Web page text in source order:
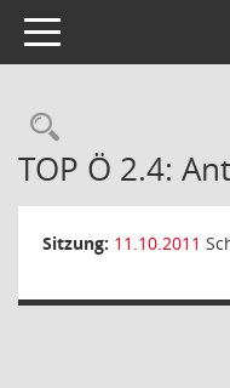
Toggle navigation
TOP Ö 2.4:
Sitzung: 11.10.2011